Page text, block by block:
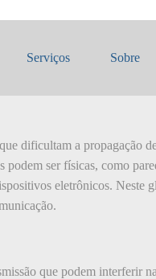
Serviços Sobre
Transmissão
dificultam a propagação
podem ser físicas, como
eletrônicos.
que podem interferir